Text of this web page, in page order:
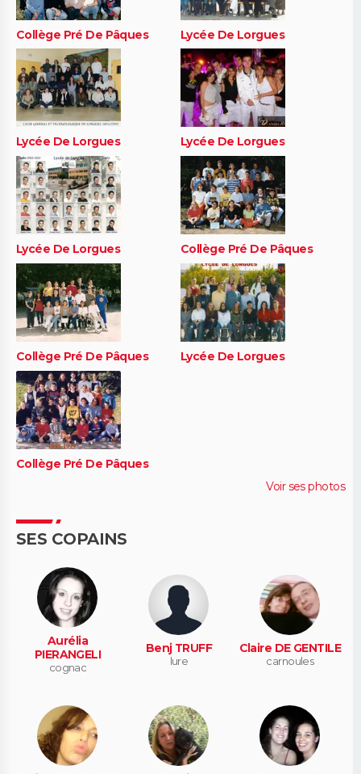
Collège Pré De Pâques Lycée De Lorgues
Lycée De Lorgues Lycée De Lorgues
Lycée De Lorgues Collège Pré De Pâques
Collège Pré De Pâques Lycée De Lorgues
Collège Pré De Pâques
Voir ses photos
SES COPAINS
Aurélia
PIERANGELI
cognac
Benj TRUFF
lure
Claire DE GENTILE
carnoules